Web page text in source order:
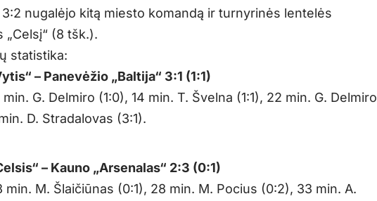
nugalėjo kitą miesto komandą ir turnyrinės lentelės
„Celsį“ (8 tšk.).
statistika:
– Panevėžio „Baltija“ 3:1 (1:1)
min. G. Delmiro (1:0), 14 min. T. Švelna (1:1), 22 min. G. Delmiro
D. Stradalovas (3:1).
– Kauno „Arsenalas“ 2:3 (0:1)
min. M. Šlaičiūnas (0:1), 28 min. M. Pocius (0:2), 33 min. A.